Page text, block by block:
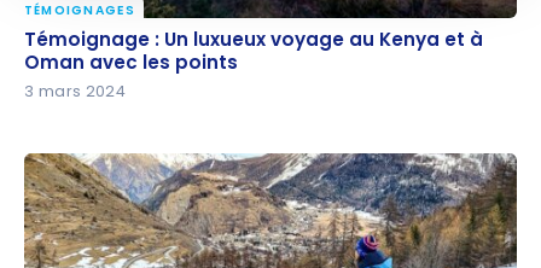
Témoignage : Un luxueux voyage au Kenya et à
Oman avec les points
TÉMOIGNAGES
Témoignage : Un luxueux voyage au Kenya et à
Oman avec les points
3 mars 2024